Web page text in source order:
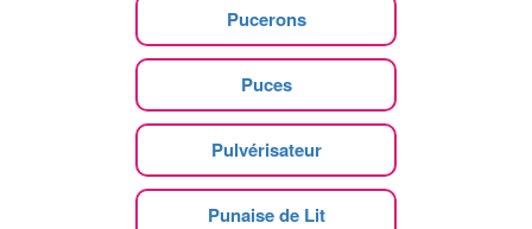
Pucerons
Puces
Pulvérisateur
Punaise de Lit